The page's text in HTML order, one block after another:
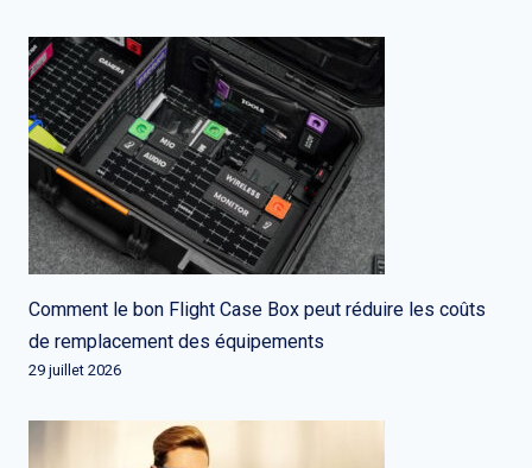
Comment le bon Flight Case Box peut réduire les coûts
de remplacement des équipements
29 juillet 2026